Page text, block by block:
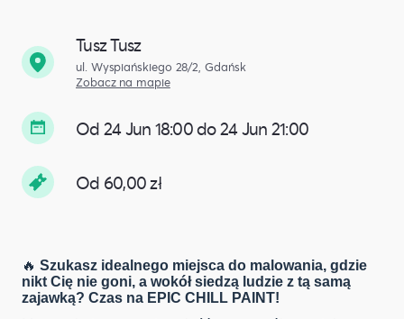
Tusz Tusz
ul. Wyspiańskiego 28/2, Gdańsk
Zobacz na mapie
Od 24 Jun 18:00 do 24 Jun 21:00
Od 60,00 zł
🔥 Szukasz idealnego miejsca do malowania, gdzie
nikt Cię nie goni, a wokół siedzą ludzie z tą samą
zajawką? Czas na EPIC CHILL PAINT!